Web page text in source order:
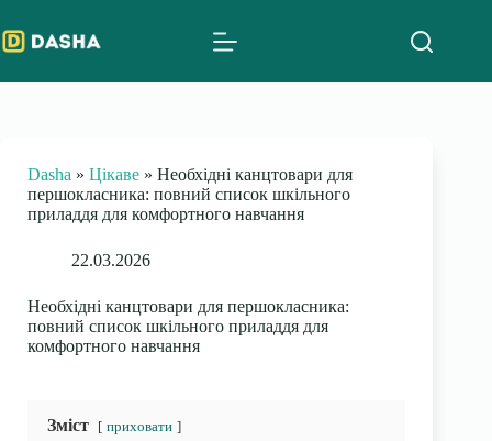
to
content
Dasha » Цікаве » Необхідні канцтовари для
першокласника: повний список шкільного
приладдя для комфортного навчання
22.03.2026
Необхідні канцтовари для першокласника:
повний список шкільного приладдя для
комфортного навчання
Зміст приховати